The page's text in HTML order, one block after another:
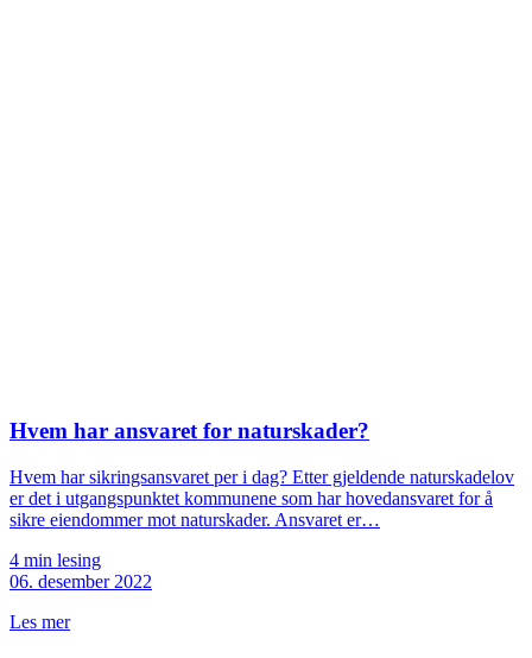
Hvem har ansvaret for naturskader?
Hvem har sikringsansvaret per i dag? Etter gjeldende naturskadelov
er det i utgangspunktet kommunene som har hovedansvaret for å
sikre eiendommer mot naturskader. Ansvaret er…
4 min lesing
06. desember 2022
Les mer